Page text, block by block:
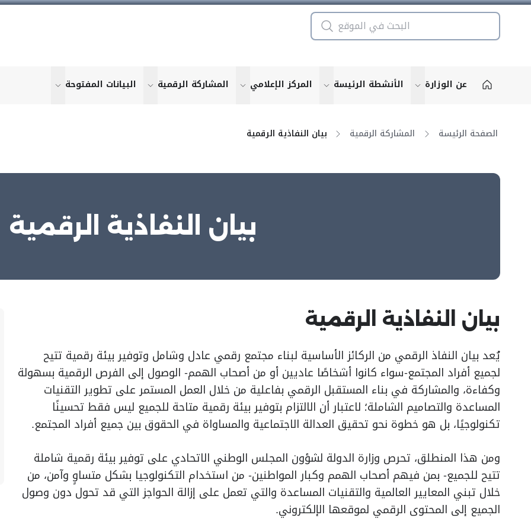
عن الوزارة show submenu for "More"
الأنشطة الرئيسة show submenu for "More"
المركز الإعلامي show submenu for "More"
المشاركة الرقمية show submenu for "More"
البيانات المفتوحة for "More"
الصفحة الرئيسة المشاركة الرقمية بيان النفاذية الرقمية
بيان النفاذية الرقمية
بيان النفاذية الرقمية
يُعد بيان النفاذ الرقمي من الركائز الأساسية لبناء مجتمع رقمي عادل وشامل وتوفير بيئة رقمية تتيح
لجميع أفراد المجتمع-سواء كانوا أشخاصًا عاديين أو من أصحاب الهمم- الوصول إلى الفرص الرقمية بسهولة
وكفاءة، والمشاركة في بناء المستقبل الرقمي بفاعلية من خلال العمل المستمر على تطوير التقنيات
المساعدة والتصاميم الشاملة؛ لاعتبار أن الالتزام بتوفير بيئة رقمية متاحة للجميع ليس فقط تحسينًا
تكنولوجيًا، بل هو خطوة نحو تحقيق العدالة الاجتماعية والمساواة في الحقوق بين جميع أفراد المجتمع.
ومن هذا المنطلق، تحرص وزارة الدولة لشؤون المجلس الوطني الاتحادي على توفير بيئة رقمية شاملة
تتيح للجميع- بمن فيهم أصحاب الهمم وكبار المواطنين- من استخدام التكنولوجيا بشكل متساوٍ وآمن، من
خلال تبني المعايير العالمية والتقنيات المساعدة والتي تعمل على إزالة الحواجز التي قد تحول دون وصول
الجميع إلى المحتوى الرقمي لموقعها الإلكتروني.